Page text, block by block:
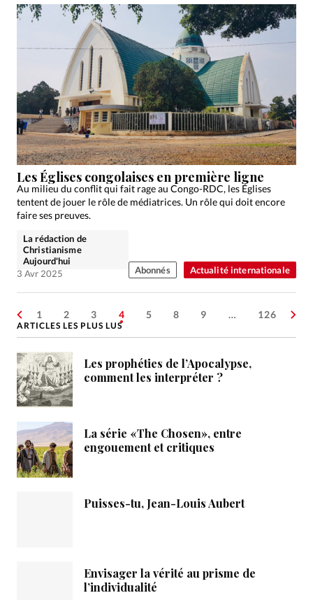
Actualité internationale
Les Églises congolaises en première ligne
Au milieu du conflit qui fait rage au Congo-RDC, les Églises
tentent de jouer le rôle de médiatrices. Un rôle qui doit encore
faire ses preuves.
La rédaction de
Christianisme
Aujourd'hui
3 Avr 2025
Abonnés
1 2 3 4 5 8 9 … 126
ARTICLES LES PLUS LUS
Les prophéties de l’Apocalypse,
comment les interpréter ?
La série «The Chosen», entre
engouement et critiques
Puisses-tu, Jean-Louis Aubert
Envisager la vérité au prisme de
l’individualité